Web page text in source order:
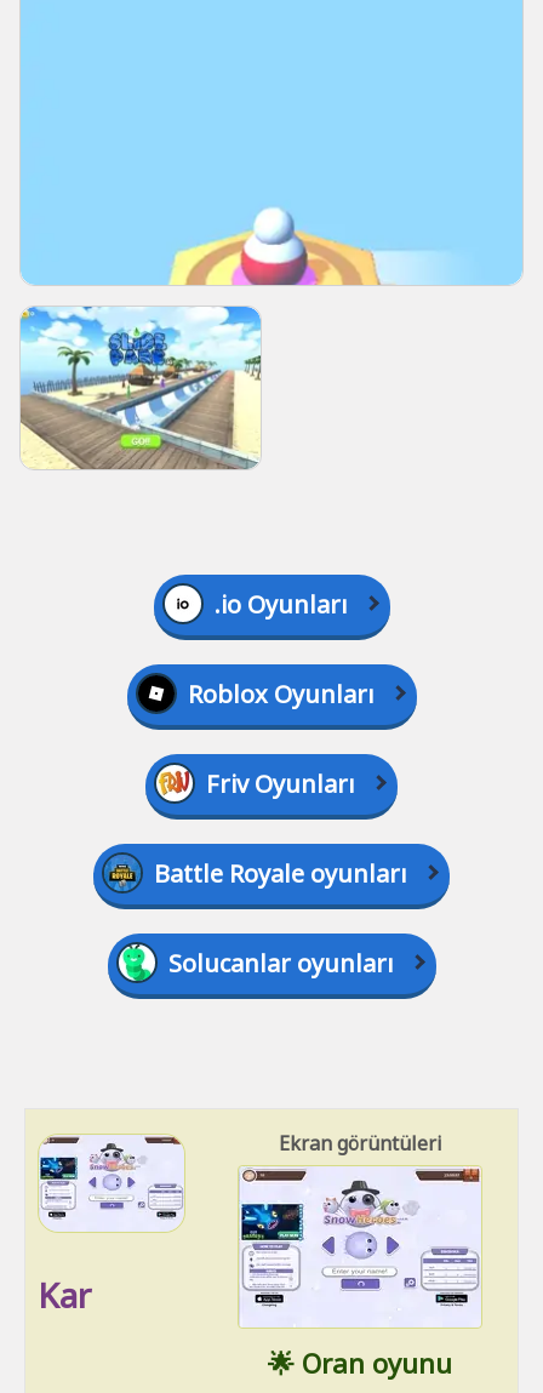
.io Oyunları
Roblox Oyunları
Friv Oyunları
Battle Royale oyunları
Solucanlar oyunları
Ekran görüntüleri
🌟 Oran oyunu
Kar